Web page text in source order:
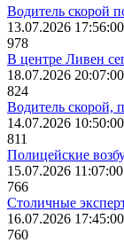
Водитель скорой
13.07.2026 17:56:00
978
В центре Ливен
18.07.2026 20:07:00
824
Водитель скорой,
14.07.2026 10:50:00
811
Полицейские
15.07.2026 11:07:00
766
Столичные
16.07.2026 17:45:00
760